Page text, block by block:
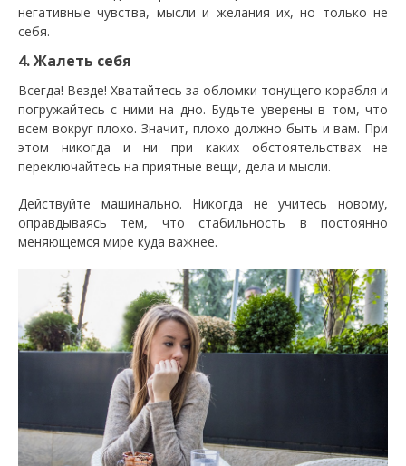
негативные чувства, мысли и желания их, но только не
себя.
4. Жалеть себя
Всегда! Везде! Хватайтесь за обломки тонущего корабля и
погружайтесь с ними на дно. Будьте уверены в том, что
всем вокруг плохо. Значит, плохо должно быть и вам. При
этом никогда и ни при каких обстоятельствах не
переключайтесь на приятные вещи, дела и мысли.
Действуйте машинально. Никогда не учитесь новому,
оправдываясь тем, что стабильность в постоянно
меняющемся мире куда важнее.